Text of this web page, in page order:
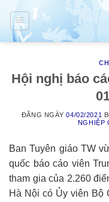
Skip
content
Hội nghị báo
ĐĂNG NGÀY04/02/2021
NGHIỆP
Ban Tuyên giáo TW
quốc báo cáo viên
tham gia của 2.260
Hà Nội có Ủy viên Bộ